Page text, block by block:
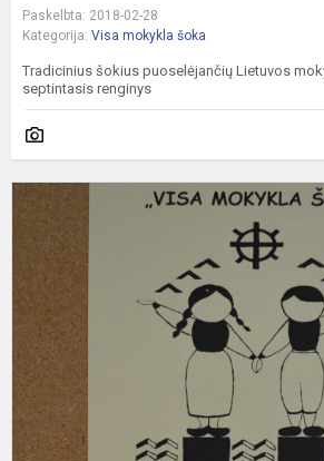
Paskelbta: 2018-02-28
Kategorija: Visa mokykla šoka
Tradicinius šokius puoselėjančių Lietuvos
septintasis renginys